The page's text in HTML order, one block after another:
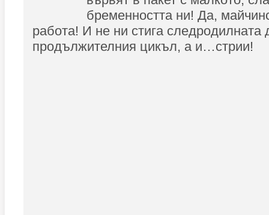
бременността ни! Да,
работа! И не ни стига следродилната
продължителния цикъл, а и…стрии!